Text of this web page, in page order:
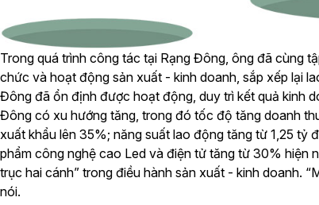
Trong quá trình công tác tại Rạng Đông, ông đã cùng
chức và hoạt động sản xuất - kinh doanh, sắp xếp lại
Đông đã ổn định được hoạt động, duy trì kết quả kinh
Đông có xu hướng tăng, trong đó tốc độ tăng doanh
xuất khẩu lên 35%; năng suất lao động tăng từ 1,25
phẩm công nghệ cao Led và điện tử tăng từ 30% hiện
trục hai cánh” trong điều hành sản xuất - kinh doanh.
nói.